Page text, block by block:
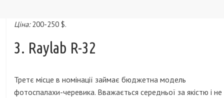
Ціна:200-250 $.
3. Raylab R-32
Третє місце в номінації займає бюджетна модель
фотоспалахи-черевика. Вважається середньої за якістю і не